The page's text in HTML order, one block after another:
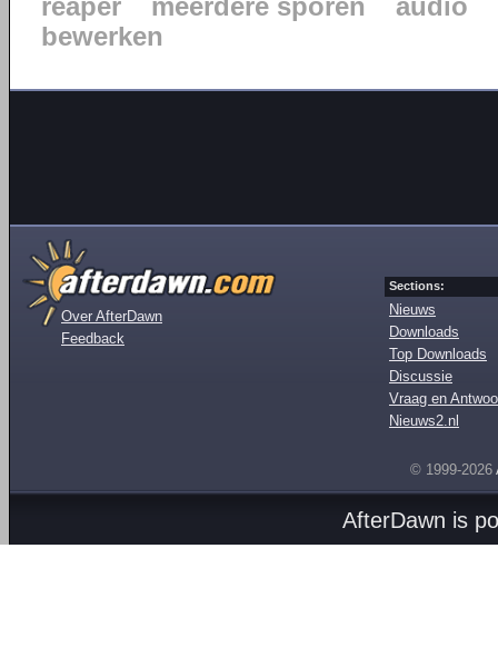
reaper
meerdere sporen
audio
bewerken
Over AfterDawn
Feedback
Sections:
Nieuws
Downloads
Top Downloads
Discussie
Vraag en
Nieuws2.nl
© 1999-2026
AfterDawn is